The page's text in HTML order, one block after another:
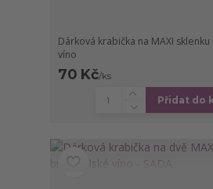
Dárková krabička na MAXI
víno
70 Kč/ks
Přidat do